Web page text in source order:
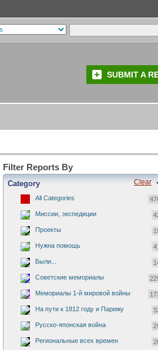
SUBMIT A
Filter Reports By
Clear
Category
All Categories
Миссии, экспедиции
Проекты
Нужна помощь 41
Были...
Советские мемориалы
Мемориалы 1-й мировой войны
На пути к 1812 году и Парижу
Русско-японская война
Региональные всех времен